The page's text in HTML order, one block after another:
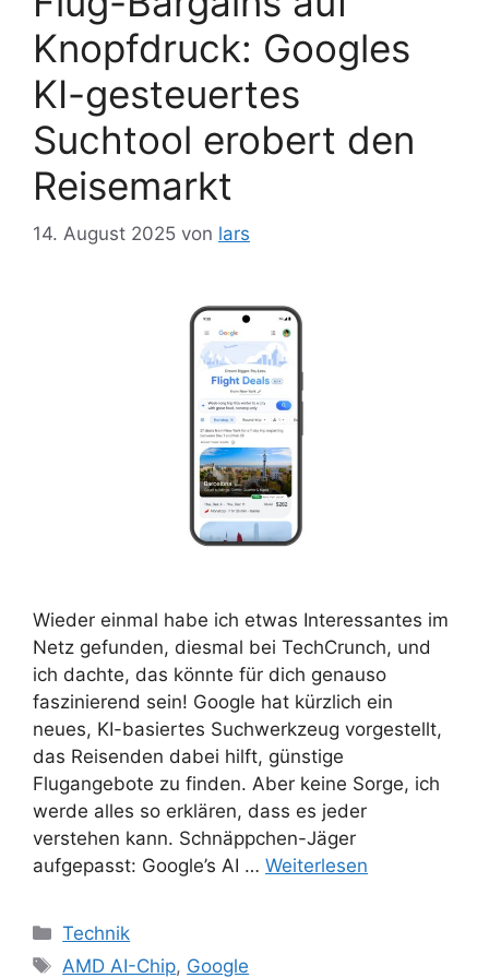
Knopfdruck: Googles
KI-gesteuertes
Suchtool erobert den
Reisemarkt
14. August 2025 von lars
Wieder einmal habe ich etwas Interessantes im
Netz gefunden, diesmal bei TechCrunch, und
ich dachte, das könnte für dich genauso
faszinierend sein! Google hat kürzlich ein
neues, KI-basiertes Suchwerkzeug vorgestellt,
das Reisenden dabei hilft, günstige
Flugangebote zu finden. Aber keine Sorge, ich
werde alles so erklären, dass es jeder
verstehen kann. Schnäppchen-Jäger
aufgepasst: Google’s AI … Weiterlesen
Kategorien
Technik
Schlagwörter
AMD AI-Chip, Google